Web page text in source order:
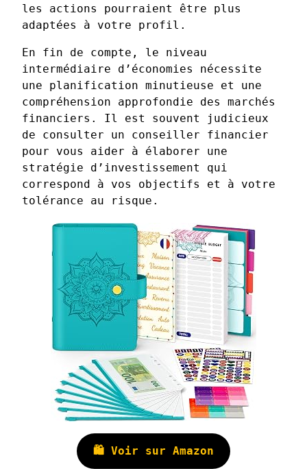
les actions pourraient être plus
adaptées à votre profil.
En fin de compte, le niveau
intermédiaire d’économies nécessite
une planification minutieuse et une
compréhension approfondie des marchés
financiers. Il est souvent judicieux
de consulter un conseiller financier
pour vous aider à élaborer une
stratégie d’investissement qui
correspond à vos objectifs et à votre
tolérance au risque.
🛍️ Voir sur Amazon